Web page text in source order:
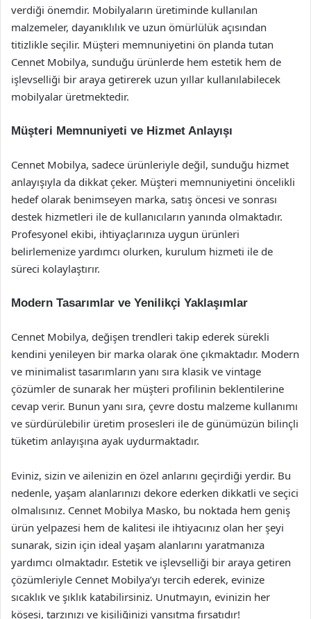
verdiği önemdir. Mobilyaların üretiminde kullanılan
malzemeler, dayanıklılık ve uzun ömürlülük açısından
titizlikle seçilir. Müşteri memnuniyetini ön planda tutan
Cennet Mobilya, sunduğu ürünlerde hem estetik hem de
işlevselliği bir araya getirerek uzun yıllar kullanılabilecek
mobilyalar üretmektedir.
Müşteri Memnuniyeti ve Hizmet Anlayışı
Cennet Mobilya, sadece ürünleriyle değil, sunduğu hizmet
anlayışıyla da dikkat çeker. Müşteri memnuniyetini öncelikli
hedef olarak benimseyen marka, satış öncesi ve sonrası
destek hizmetleri ile de kullanıcıların yanında olmaktadır.
Profesyonel ekibi, ihtiyaçlarınıza uygun ürünleri
belirlemenize yardımcı olurken, kurulum hizmeti ile de
süreci kolaylaştırır.
Modern Tasarımlar ve Yenilikçi Yaklaşımlar
Cennet Mobilya, değişen trendleri takip ederek sürekli
kendini yenileyen bir marka olarak öne çıkmaktadır. Modern
ve minimalist tasarımların yanı sıra klasik ve vintage
çözümler de sunarak her müşteri profilinin beklentilerine
cevap verir. Bunun yanı sıra, çevre dostu malzeme kullanımı
ve sürdürülebilir üretim prosesleri ile de günümüzün bilinçli
tüketim anlayışına ayak uydurmaktadır.
Eviniz, sizin ve ailenizin en özel anlarını geçirdiği yerdir. Bu
nedenle, yaşam alanlarınızı dekore ederken dikkatli ve seçici
olmalısınız. Cennet Mobilya Masko, bu noktada hem geniş
ürün yelpazesi hem de kalitesi ile ihtiyacınız olan her şeyi
sunarak, sizin için ideal yaşam alanlarını yaratmanıza
yardımcı olmaktadır. Estetik ve işlevselliği bir araya getiren
çözümleriyle Cennet Mobilya’yı tercih ederek, evinize
sıcaklık ve şıklık katabilirsiniz. Unutmayın, evinizin her
köşesi, tarzınızı ve kişiliğinizi yansıtma fırsatıdır!